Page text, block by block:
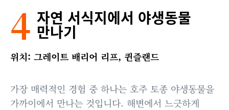
4 자연 서식지에서 야생동물
만나기
위치: 그레이트 배리어 리프, 퀸즐랜드
가장 매력적인 경험 중 하나는 호주 토종 야생동물을
가까이에서 만나는 것입니다. 해변에서 느긋하게